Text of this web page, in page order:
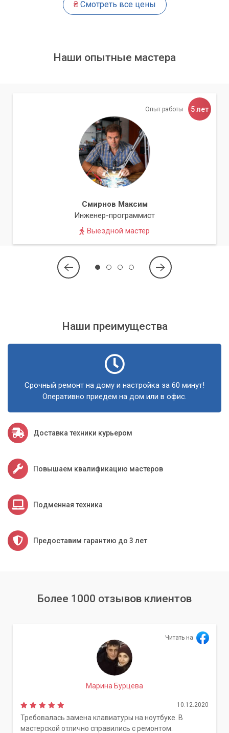
₴Смотреть все цены
Наши опытные мастера
Опыт работы 5 лет
Смирнов Максим
Инженер-программист
Выездной мастер
Наши преимущества
Срочный ремонт на дому и настройка за 60 минут!
Оперативно приедем на дом или в офис.
Доставка техники курьером
Повышаем квалификацию мастеров
Подменная техника
Предоставим гарантию до 3 лет
Более 1000 отзывов клиентов
Читать на
Марина Бурцева
10.12.2020
Требовалась замена клавиатуры на ноутбуке. В
мастерской отлично справились с ремонтом.